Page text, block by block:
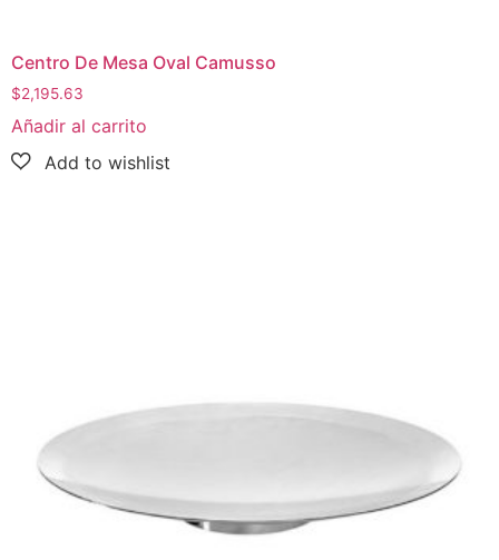
Centro De Mesa Oval Camusso
$2,195.63
Añadir al carrito